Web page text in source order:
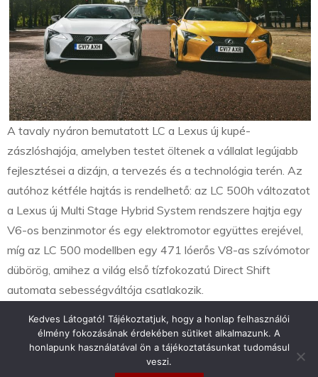
A tavaly nyáron bemutatott LC a Lexus új kupé-
zászlóshajója, amelyben testet öltenek a vállalat legújabb
fejlesztései a dizájn, a tervezés és a technológia terén. Az
autóhoz kétféle hajtás is rendelhető: az LC 500h változatot
a Lexus új Multi Stage Hybrid System rendszere hajtja egy
V6-os benzinmotor és egy elektromotor együttes erejével,
míg az LC 500 modellben egy 471 lóerős V8-as szívómotor
dübörög, amihez a világ első tízfokozatú Direct Shift
automata sebességváltója csatlakozik.
info@toyotaclub.hu
Kedves Látogató! Tájékoztatjuk, hogy a honlap felhasználói
élmény fokozásának érdekében sütiket alkalmazunk. A
honlapunk használatával ön a tájékoztatásunkat tudomásul
veszi.